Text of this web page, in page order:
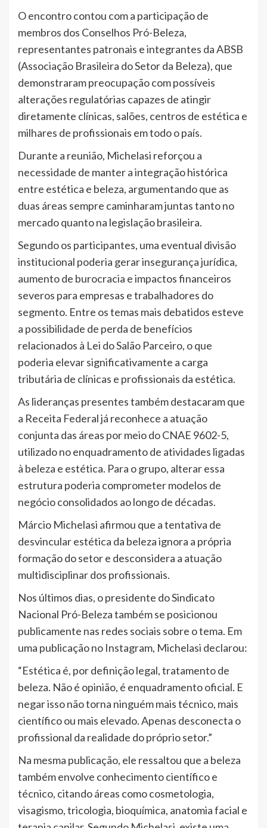
O encontro contou com a participação de
membros dos Conselhos Pró-Beleza,
representantes patronais e integrantes da ABSB
(Associação Brasileira do Setor da Beleza), que
demonstraram preocupação com possíveis
alterações regulatórias capazes de atingir
diretamente clínicas, salões, centros de estética e
milhares de profissionais em todo o país.
Durante a reunião, Michelasi reforçou a
necessidade de manter a integração histórica
entre estética e beleza, argumentando que as
duas áreas sempre caminharam juntas tanto no
mercado quanto na legislação brasileira.
Segundo os participantes, uma eventual divisão
institucional poderia gerar insegurança jurídica,
aumento de burocracia e impactos financeiros
severos para empresas e trabalhadores do
segmento. Entre os temas mais debatidos esteve
a possibilidade de perda de benefícios
relacionados à Lei do Salão Parceiro, o que
poderia elevar significativamente a carga
tributária de clínicas e profissionais da estética.
As lideranças presentes também destacaram que
a Receita Federal já reconhece a atuação
conjunta das áreas por meio do CNAE 9602-5,
utilizado no enquadramento de atividades ligadas
à beleza e estética. Para o grupo, alterar essa
estrutura poderia comprometer modelos de
negócio consolidados ao longo de décadas.
Márcio Michelasi afirmou que a tentativa de
desvincular estética da beleza ignora a própria
formação do setor e desconsidera a atuação
multidisciplinar dos profissionais.
Nos últimos dias, o presidente do Sindicato
Nacional Pró-Beleza também se posicionou
publicamente nas redes sociais sobre o tema. Em
uma publicação no Instagram, Michelasi declarou:
“Estética é, por definição legal, tratamento de
beleza. Não é opinião, é enquadramento oficial. E
negar isso não torna ninguém mais técnico, mais
científico ou mais elevado. Apenas desconecta o
profissional da realidade do próprio setor.”
Na mesma publicação, ele ressaltou que a beleza
também envolve conhecimento científico e
técnico, citando áreas como cosmetologia,
visagismo, tricologia, bioquímica, anatomia facial e